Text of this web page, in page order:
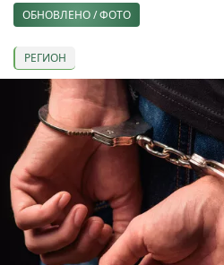
ОБНОВЛЕНО / ФОТО
РЕГИОН